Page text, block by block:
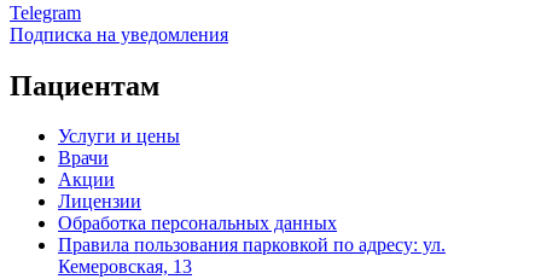
Telegram
Подписка на уведомления
Пациентам
Услуги и цены
Врачи
Акции
Лицензии
Обработка персональных данных
Правила пользования парковкой по адресу: ул.
Кемеровская, 13